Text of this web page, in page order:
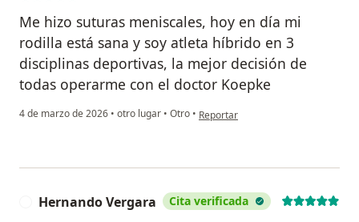
Me hizo suturas meniscales, hoy en día mi
rodilla está sana y soy atleta híbrido en 3
disciplinas deportivas, la mejor decisión de
todas operarme con el doctor Koepke
4 de marzo de 2026 • otro lugar • Otro • en opinión del usuario Thiago
Reportar
Hernando Vergara Cita verificada